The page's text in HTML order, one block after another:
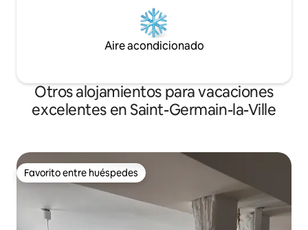
Aire acondicionado
Otros alojamientos para vacaciones
excelentes en Saint-Germain-la-Ville
Favorito entre huéspedes
Favorito entre huéspedes